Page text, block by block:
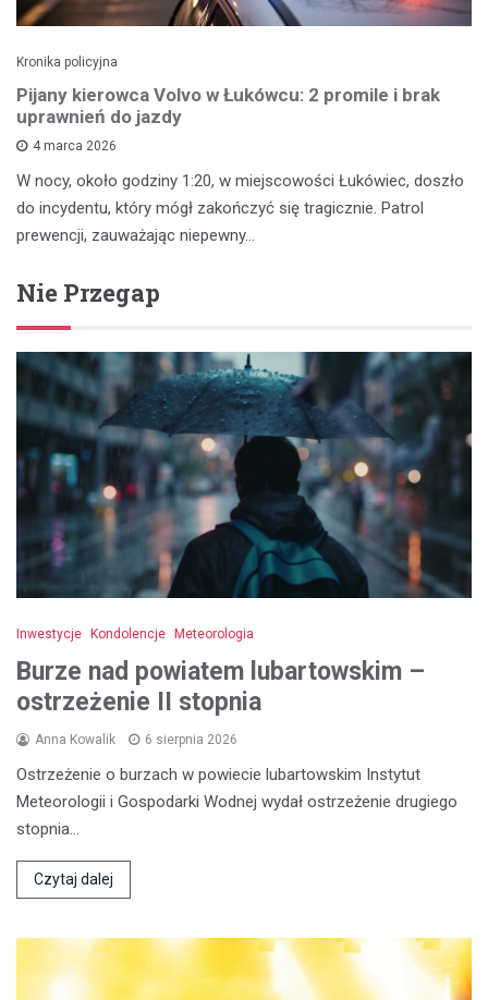
Kronika policyjna
Pijany kierowca Volvo w Łukówcu: 2 promile i brak
uprawnień do jazdy
4 marca 2026
W nocy, około godziny 1:20, w miejscowości Łukówiec, doszło
do incydentu, który mógł zakończyć się tragicznie. Patrol
prewencji, zauważając niepewny…
Nie Przegap
Inwestycje Kondolencje Meteorologia
Burze nad powiatem lubartowskim –
ostrzeżenie II stopnia
Anna Kowalik 6 sierpnia 2026
Ostrzeżenie o burzach w powiecie lubartowskim Instytut
Meteorologii i Gospodarki Wodnej wydał ostrzeżenie drugiego
stopnia…
Czytaj dalej